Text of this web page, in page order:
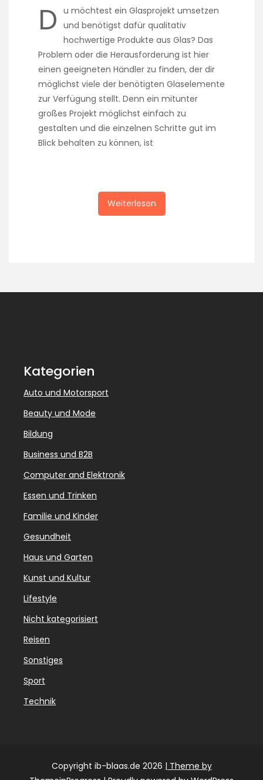
D u möchtest ein Glasprojekt umsetzen
und benötigst dafür qualitativ
hochwertige Produkte aus Glas? Das
Problem oder die Herausforderung ist hier
einen geeigneten Händler zu finden, der dir
möglichst viele der benötigten Glaselemente
zur Verfügung stellt. Denn ein mitunter
großes Projekt möglichst einfach zu
gestalten und die einzelnen Schritte gut im
Blick behalten zu können, ist
Weiterlesen
Kategorien
Auto und Motorsport
Beauty und Mode
Bildung
Business und B2B
Computer and Elektronik
Essen und Trinken
Familie und Kinder
Gesundheit
Haus und Garten
Kunst und Kultur
Lifestyle
Nicht kategorisiert
Reisen
Sonstiges
Sport
Technik
Copyright ib-blaas.de 2026 | Theme by